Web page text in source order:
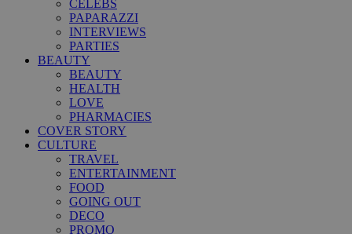
CELEBS
PAPARAZZI
INTERVIEWS
PARTIES
BEAUTY
BEAUTY
HEALTH
LOVE
PHARMACIES
COVER STORY
CULTURE
TRAVEL
ENTERTAINMENT
FOOD
GOING OUT
DECO
PROMO